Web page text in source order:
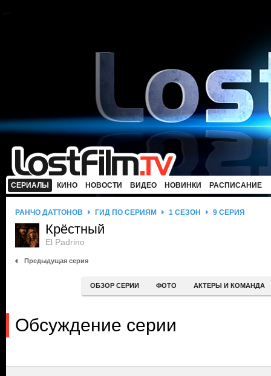
СЕРИАЛЫ КИНО НОВОСТИ ВИДЕО НОВИНКИ РАСПИСАНИЕ
РАНЧО ДАТТОНОВ ГИД ПО СЕРИЯМ 1 СЕЗОН 9 СЕРИЯ
Крёстный
El Padrino
Предыдущая серия
ОБЗОР СЕРИИ ФОТО АКТЕРЫ И КОМАНДА
Обсуждение серии